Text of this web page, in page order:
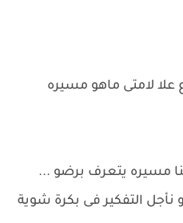
لامتى ماهو مسيره
مسيره يتعرف برضو ...
نأجل التفكير فى بكرة شوية